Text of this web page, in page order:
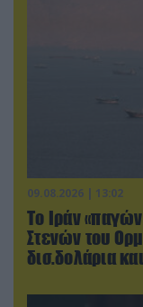
09.08.2026 | 13:02
Το Ιράν
Στενών του
δισ.δολάρια